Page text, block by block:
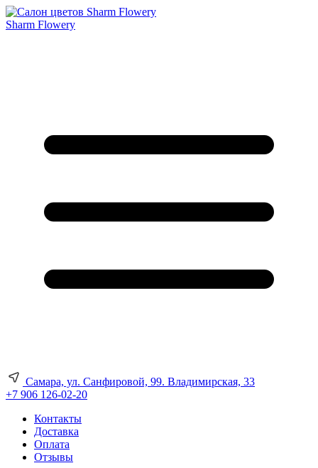
Sharm Flowery
Самара, ул. Санфировой, 99. Владимирская, 33
+7 906 126-02-20
Контакты
Доставка
Оплата
Отзывы